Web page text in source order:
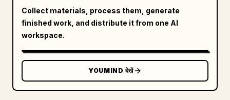
Collect materials, process them, generate
finished work, and distribute it from one AI
workspace.
YOUMIND देखें